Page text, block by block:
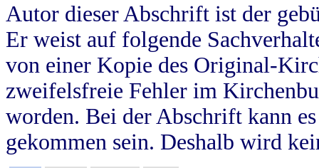
Autor dieser Abschrift ist der
Er weist auf folgende
von einer Kopie des Original-
zweifelsfreie Fehler im
worden. Bei der Abschrift kann
gekommen sein. Deshalb wird